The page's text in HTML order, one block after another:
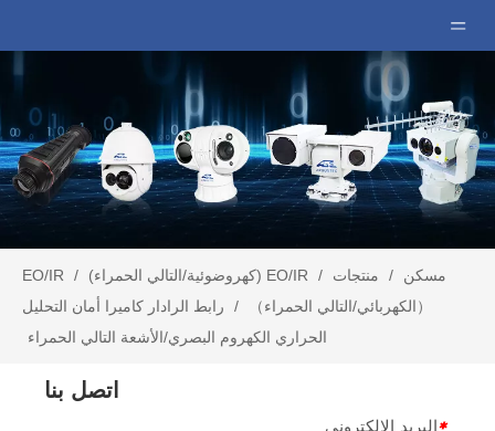
مسكن / منتجات / EO/IR (كهروضوئية/التالي الحمراء) /
EO/IR
（الكهربائي/التالي الحمراء）
/
رابط الرادار كاميرا أمان التحليل
الحراري الكهروم البصري/الأشعة التالي الحمراء
اتصل بنا
البريد الإلكتروني